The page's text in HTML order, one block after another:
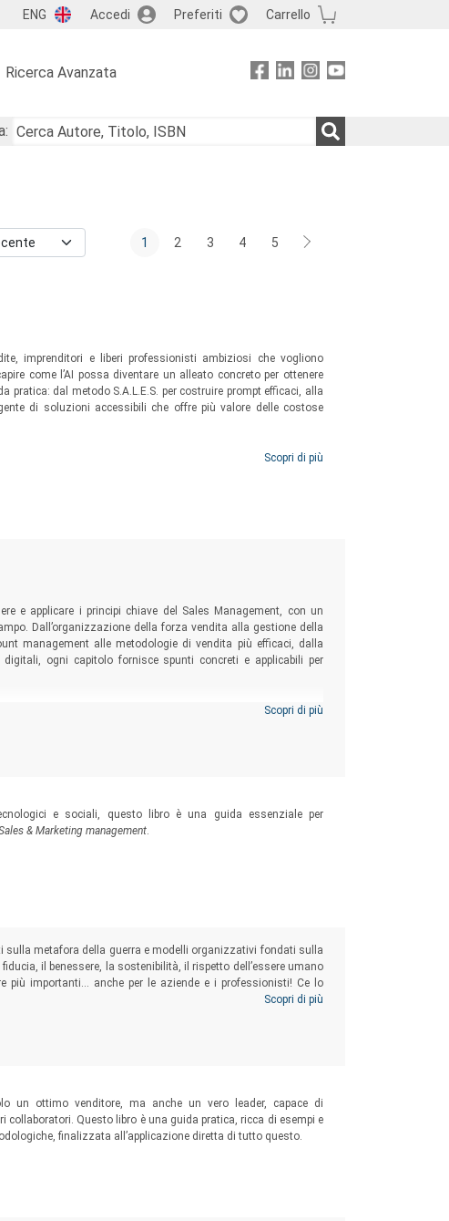
ENG Accedi Preferiti Carrello
Ricerca Avanzata
1 2 3 4 5
imprenditori e liberi professionisti ambiziosi che vogliono
come l’AI possa diventare un alleato concreto per ottenere
dal metodo S.A.L.E.S. per costruire prompt efficaci, alla
di soluzioni accessibili che offre più valore delle costose
Scopri di più
e applicare i principi chiave del Sales Management, con un
Dall’organizzazione della forza vendita alla gestione della
management alle metodologie di vendita più efficaci, dalla
ogni capitolo fornisce spunti concreti e applicabili per
Scopri di più
e sociali, questo libro è una guida essenziale per
& Marketing management.
sulla metafora della guerra e modelli organizzativi fondati sulla
il benessere, la sostenibilità, il rispetto dell’essere umano
più importanti… anche per le aziende e i professionisti! Ce lo
2013 studiano le nuove dinamiche del mercato e il ruolo
commerciali.
Scopri di più
un ottimo venditore, ma anche un vero leader, capace di
collaboratori. Questo libro è una guida pratica, ricca di esempi e
finalizzata all’applicazione diretta di tutto questo.